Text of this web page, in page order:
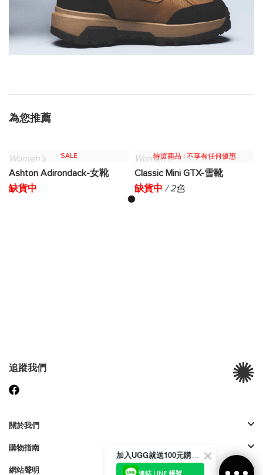
為您推薦
SALE
Women's
Ashton Adirondack-女靴
缺貨中
特選商品 | 不享有任何優惠
Women's
Classic Mini GTX-雪靴
缺貨中 / 2色
追蹤我們
關於我們
購物指南
網站聲明
加入UGG就送100元購物金
連結 LINE 帳號